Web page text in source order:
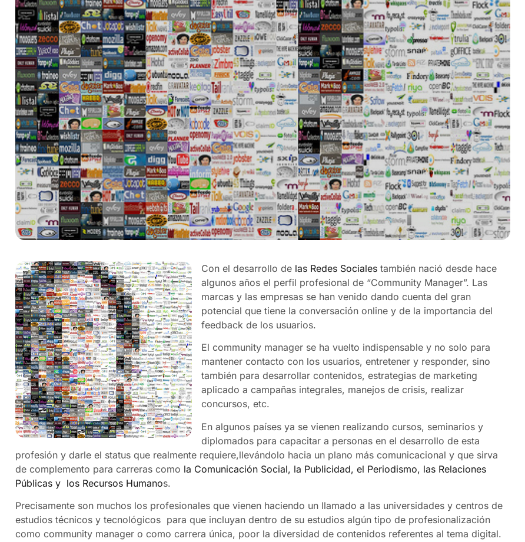
Con el desarrollo de las Redes Sociales también nació desde hace
algunos años el perfil profesional de “Community Manager”. Las
marcas y las empresas se han venido dando cuenta del gran
potencial que tiene la conversación online y de la importancia del
feedback de los usuarios.
El community manager se ha vuelto indispensable y no solo para
mantener contacto con los usuarios, entretener y responder, sino
también para desarrollar contenidos, estrategias de marketing
aplicado a campañas integrales, manejos de crisis, realizar
concursos, etc.
En algunos países ya se vienen realizando cursos, seminarios y
diplomados para capacitar a personas en el desarrollo de esta
profesión y darle el status que realmente requiere,llevándolo hacia un plano más comunicacional y que sirva
de complemento para carreras como la Comunicación Social, la Publicidad, el Periodismo, las Relaciones
Públicas y los Recursos Humanos.
Precisamente son muchos los profesionales que vienen haciendo un llamado a las universidades y centros de
estudios técnicos y tecnológicos para que incluyan dentro de su estudios algún tipo de profesionalización
como community manager o como carrera única, poor la diversidad de contenidos referentes al tema digital.